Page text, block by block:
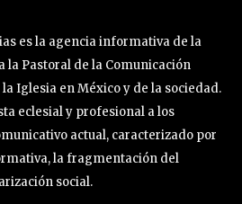
es la agencia informativa de la
la Pastoral de la Comunicación
la Iglesia en México y de la sociedad.
eclesial y profesional a los
actual, caracterizado por
la fragmentación del
social.